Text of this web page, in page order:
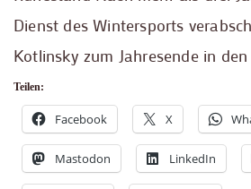
Dienst des Wintersports
Kotlinsky zum Jahresende in
Teilen:
Facebook X
Mastodon LinkedIn